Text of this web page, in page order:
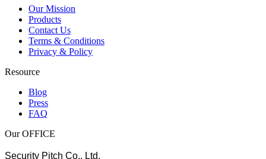
Our Mission
Products
Contact Us
Terms & Conditions
Privacy & Policy
Resource
Blog
Press
FAQ
Our OFFICE
Security Pitch Co., Ltd.